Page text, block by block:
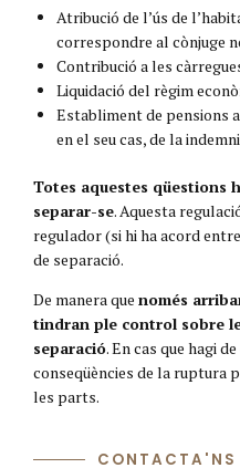
Atribució de l’ús de
correspondre al cònjuge
Contribució a les
Liquidació del règim
Establiment de pensions
en el seu cas, de la
Totes aquestes qüestions
separar-se. Aquesta
regulador (si hi ha acord
de separació.
De manera que només
tindran ple control sobre
separació. En cas que hagi
conseqüències de la ruptura
les parts.
CONTACTA'NS